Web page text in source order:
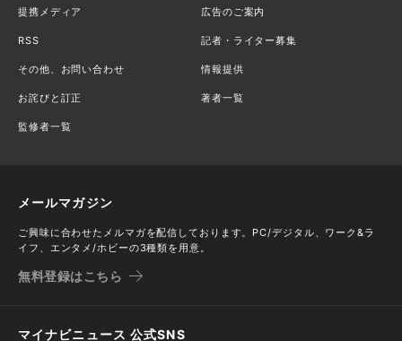
提携メディア 広告のご案内
RSS 記者・ライター募集
その他、お問い合わせ 情報提供
お詫びと訂正 著者一覧
監修者一覧
メールマガジン
ご興味に合わせたメルマガを配信しております。PC/デジタル、ワーク&ラ
イフ、エンタメ/ホビーの3種類を用意。
無料登録はこちら
マイナビニュース 公式SNS